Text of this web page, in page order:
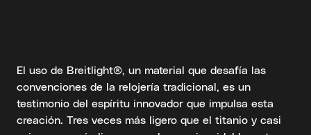
El uso de Breitlight®, un material que desafía las
convenciones de la relojería tradicional, es un
testimonio del espíritu innovador que impulsa esta
creación. Tres veces más ligero que el titanio y casi